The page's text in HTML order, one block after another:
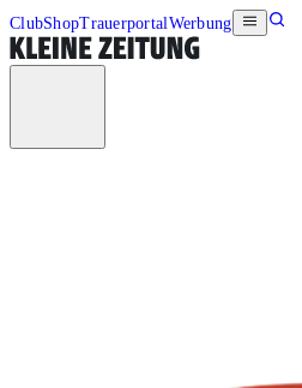
ClubShopTrauerportalWerbung